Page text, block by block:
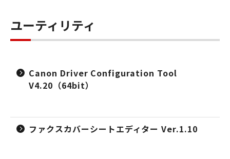
ユーティリティ
Canon Driver Configuration Tool
V4.20（64bit）
ファクスカバーシートエディター Ver.1.10